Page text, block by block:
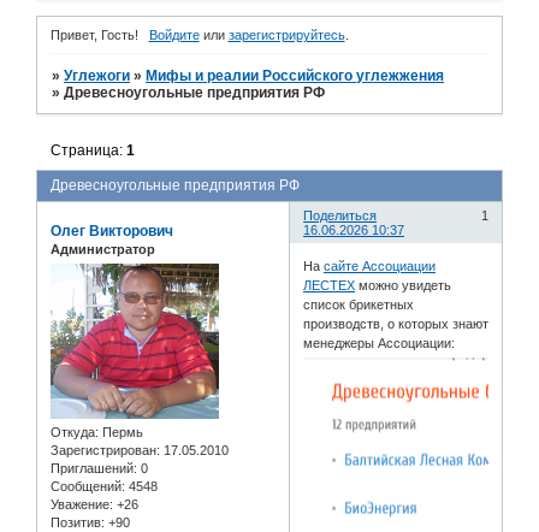
Привет, Гость! Войдитеили зарегистрируйтесь.
»Углежоги » Мифы и реалии Российского углежжения
»Древесноугольные предприятия РФ
Древесноугольные предприятия РФ
Страница:1
Поделиться
1
16.06.2026 10:37
Олег Викторович
Администратор
Откуда: Пермь
Зарегистрирован: 17.05.2010
Приглашений: 0
Сообщений: 4548
Уважение: +26
Позитив: +90
Насайте Ассоциации
ЛЕСТЕХ можно увидеть
список брикетных
производств, о которых знают
менеджеры Ассоциации: